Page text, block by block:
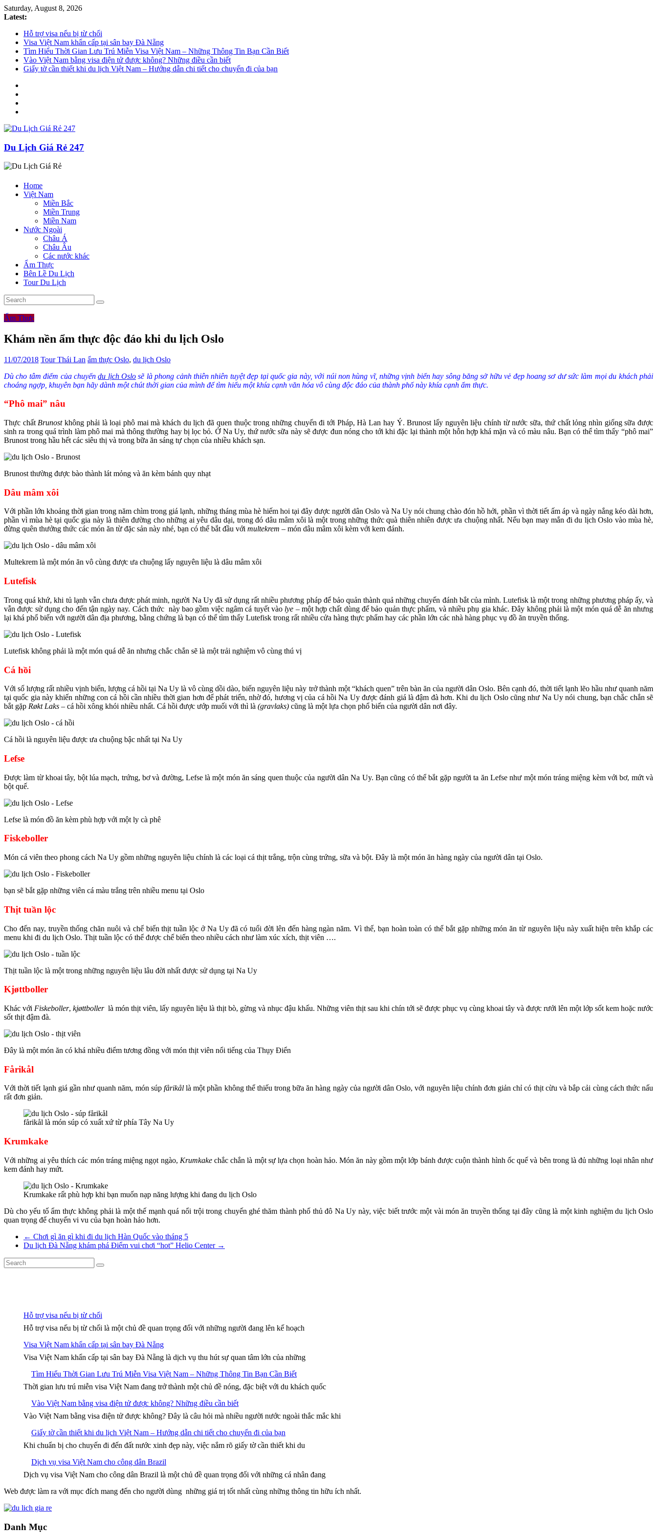
Saturday, August 8, 2026
Latest:
Hỗ trợ visa nếu bị từ chối
Visa Việt Nam khẩn cấp tại sân bay Đà Nẵng
Tìm Hiểu Thời Gian Lưu Trú Miễn Visa Việt Nam – Những Thông Tin Bạn Cần Biết
Vào Việt Nam bằng visa điện tử được không? Những điều cần biết
Giấy tờ cần thiết khi du lịch Việt Nam – Hướng dẫn chi tiết cho chuyến đi của bạn
Du Lịch Giá Rẻ 247
Home
Việt Nam
Miền Bắc
Miền Trung
Miền Nam
Nước Ngoài
Châu Á
Châu Âu
Các nước khác
Ẩm Thực
Bên Lề Du Lịch
Tour Du Lịch
Ẩm Thực
Khám nền ẩm thực độc đáo khi du lịch Oslo
11/07/2018 Tour Thái Lan ẩm thực Oslo, du lịch Oslo
Dù cho tâm điểm của chuyếndu lịch Oslo sẽ là phong cảnh thiên nhiên tuyệt đẹp tại quốc gia này, với núi non hùng vĩ, những vịnh biển hay sông băng sở hữu vẻ đẹp hoang sơ dư sức làm mọi du khách phải
choáng ngợp, khuyên bạn hãy dành một chút thời gian của mình để tìm hiểu một khía cạnh văn hóa vô cùng độc đáo của thành phố này khía cạnh ẩm thực.
“Phô mai” nâu
Thực chất Brunostkhông phải là loại phô mai mà khách du lịch đã quen thuộc trong những chuyến đi tới Pháp, Hà Lan hay Ý. Brunost lấy nguyên liệu chính từ nước sữa, thứ chất lỏng nhìn giống sữa được
sinh ra trong quá trình làm phô mai mà thông thường hay bị lọc bỏ. Ở Na Uy, thứ nước sữa này sẽ được đun nóng cho tới khi đặc lại thành một hỗn hợp khá mặn và có màu nâu. Bạn có thể tìm thấy “phô mai”
Brunost trong hầu hết các siêu thị và trong bữa ăn sáng tự chọn của nhiều khách sạn.
Brunost thường được bào thành lát mỏng và ăn kèm bánh quy nhạt
Dâu mâm xôi
Với phần lớn khoảng thời gian trong năm chìm trong giá lạnh, những tháng mùa hè hiếm hoi tại đây được người dân Oslo và Na Uy nói chung chào đón hồ hởi, phần vì thời tiết ấm áp và ngày nắng kéo dài hơn,
phần vì mùa hè tại quốc gia này là thiên đường cho những ai yêu dâu dại, trong đó dâu mâm xôi là một trong những thức quà thiên nhiên được ưa chuộng nhất. Nếu bạn may mắn đi du lịch Oslo vào mùa hè,
đừng quên thưởng thức các món ăn từ đặc sản này nhé, bạn có thể bắt đầu với multekrem – món dâu mâm xôi kèm với kem đánh.
Multekrem là một món ăn vô cùng được ưa chuộng lấy nguyên liệu là dâu mâm xôi
Lutefisk
Trong quá khứ, khi tủ lạnh vẫn chưa được phát minh, người Na Uy đã sử dụng rất nhiều phương pháp để bảo quản thành quả những chuyến đánh bắt của mình. Lutefisk là một trong những phương pháp ấy, và
vẫn được sử dụng cho đến tận ngày nay. Cách thức này bao gồm việc ngâm cá tuyết vào lye – một hợp chất dùng để bảo quản thực phẩm, và nhiều phụ gia khác. Đây không phải là một món quá dễ ăn nhưng
lại khá phổ biến với người dân địa phương, bằng chứng là bạn có thể tìm thấy Lutefisk trong rất nhiều cửa hàng thực phẩm hay các phần lớn các nhà hàng phục vụ đồ ăn truyền thống.
Lutefisk không phải là một món quá dễ ăn nhưng chắc chắn sẽ là một trải nghiệm vô cùng thú vị
Cá hồi
Với số lượng rất nhiều vịnh biển, lượng cá hồi tại Na Uy là vô cùng dồi dào, biến nguyên liệu này trở thành một “khách quen” trên bàn ăn của người dân Oslo. Bên cạnh đó, thời tiết lạnh lẽo hầu như quanh năm
tại quốc gia này khiến những con cá hồi cần nhiều thời gian hơn để phát triển, nhờ đó, hương vị của cá hồi Na Uy được đánh giá là đậm đà hơn. Khi du lịch Oslo cũng như Na Uy nói chung, bạn chắc chắn sẽ
bắt gặp Røkt Laks – cá hồi xông khói nhiều nhất. Cá hồi được ướp muối với thì là (gravlaks) cũng là một lựa chọn phổ biến của người dân nơi đây.
Cá hồi là nguyên liệu được ưa chuộng bậc nhất tại Na Uy
Lefse
Được làm từ khoai tây, bột lúa mạch, trứng, bơ và đường, Lefse là ;một món ăn sáng quen thuộc của người dân Na Uy. Bạn cũng có thể bắt gặp người ta ăn Lefse như một món tráng ;miệng kèm với bơ, mứt và
bột quế.
Lefse là món đồ ăn kèm phù hợp với một ly cà phê
Fiskeboller
Món cá viên theo phong cách Na Uy gồm những nguyên liệu chính là các loại cá thịt trắng, trộn cùng trứng, sữa và bột. Đây là một món ăn hàng ngày của người dân tại Oslo.
bạn sẽ bắt gặp những viên cá màu trắng trên nhiều menu tại Oslo
Thịt tuần lộc
Cho đến nay, truyền thống chăn nuôi và chế biến thịt tuần lộc ở Na Uy; đã có tuổi đời lên đến hàng ngàn năm. Vì thế, bạn hoàn toàn có thể bắt gặp những món ăn từ nguyên liệu này; xuất hiện trên khắp các
menu khi đi du lịch Oslo. Thịt tuần lộc có thể được chế biến theo nhiều cách như làm xúc xích, thịt viên ….
Thịt tuần lộc là một trong những nguyên liệu lâu đời nhất được sử dụng tại Na Uy
Kjøttboller
Khác với Fiskeboller, kjøttboller là món thịt viên, lấy nguyên liệu là thịt bò, gừng và nhục đậu khấu. Những viên thịt sau khi chín tới sẽ được phục vụ cùng khoai tây và được rưới lên một lớp sốt kem hoặc nước
sốt thịt đậm đà.
Đây là một món ăn có khá nhiều điểm tương đồng với món thịt viên nổi tiếng của Thụy Điển
Fårikål
Với thời tiết lạnh giá gần như quanh năm, món súp fårikållà một phần không thể; thiếu trong bữa ăn hàng ngày của người dân Oslo, với nguyên liệu; chính đơn giản chỉ có thịt cừu và bắp cải cùng cách thức nấu
rất đơn giản.
fårikål là món súp có xuất xứ từ phía Tây Na Uy
Krumkake
Với những ai yêu thích các món tráng miệng ngọt ngào, Krumkake chắc chắn là một sự lựa chọn hoàn hảo. Món ăn này gồm một lớp bánh được cuộn thành hình ốc quế và bên trong là đủ những loại nhân như
kem đánh hay mứt.
Krumkake rất phù hợp khi bạn muốn nạp năng lượng khi đang du lịch Oslo
Dù cho yếu tố ẩm thực không phải là một thế mạnh quá nổi trội trong chuyến ghé thăm thành phố thủ đô Na Uy này, việc biết trước một vài món ;ăn truyền thống tại đây cũng là một kinh nghiệm du lịch ;Oslo
quan trọng để chuyến vi vu của bạn hoàn hảo hơn.
← Chơi gì ăn gì khi đi du lịch Hàn Quốc vào tháng 5
Du lịch Đà Nẵng khám phá Điểm vui chơi “hot” Helio Center →
Hỗ trợ visa nếu bị từ chối
Hỗ trợ visa nếu bị từ chối là một chủ đề quan trọng đối với những người đang lên kế hoạch
Visa Việt Nam khẩn cấp tại sân bay Đà Nẵng
Visa Việt Nam khẩn cấp tại sân bay Đà Nẵng là dịch vụ thu hút sự quan tâm lớn của những
Tìm Hiểu Thời Gian Lưu Trú Miễn Visa Việt Nam – Những Thông Tin Bạn Cần Biết
Thời gian lưu trú miễn visa Việt Nam đang trở thành một chủ đề nóng, đặc biệt với du khách quốc
Vào Việt Nam bằng visa điện tử được không? Những điều cần biết
Vào Việt Nam bằng visa điện tử được không? Đây là câu hỏi mà nhiều người nước ngoài thắc mắc khi
Giấy tờ cần thiết khi du lịch Việt Nam – Hướng dẫn chi tiết cho chuyến đi của bạn
Khi chuẩn bị cho chuyến đi đến đất nước xinh đẹp này, việc nắm rõ giấy tờ cần thiết khi du
Dịch vụ visa Việt Nam cho công dân Brazil
Dịch vụ visa Việt Nam cho công dân Brazil là một chủ đề quan trọng đối với những cá nhân đang
Web được làm ra với mục đích mang đến cho người dùng những giá trị tốt nhất cùng những thông tin hữu ích nhất.
Danh Mục